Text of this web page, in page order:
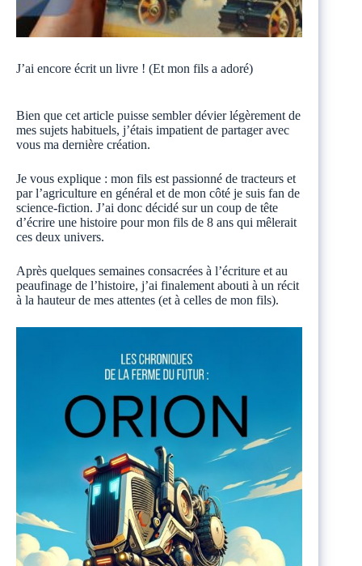
J’ai encore écrit un livre ! (Et mon fils a adoré)
Bien que cet article puisse sembler dévier légèrement de
mes sujets habituels, j’étais impatient de partager avec
vous ma dernière création.
Je vous explique : mon fils est passionné de tracteurs et
par l’agriculture en général et de mon côté je suis fan de
science-fiction. J’ai donc décidé sur un coup de tête
d’écrire une histoire pour mon fils de 8 ans qui mêlerait
ces deux univers.
Après quelques semaines consacrées à l’écriture et au
peaufinage de l’histoire, j’ai finalement abouti à un récit
à la hauteur de mes attentes (et à celles de mon fils).